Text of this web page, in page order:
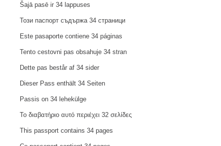
Šajā pasē ir 34 lappuses
Този паспорт съдържа 34 страници
Este pasaporte contiene 34 páginas
Tento cestovni pas obsahuje 34 stran
Dette pas består af 34 sider
Dieser Pass enthält 34 Seiten
Passis on 34 lehekülge
Το διαβατήριο αυτό περιέχει 32 σελίδες
This passport contains 34 pages